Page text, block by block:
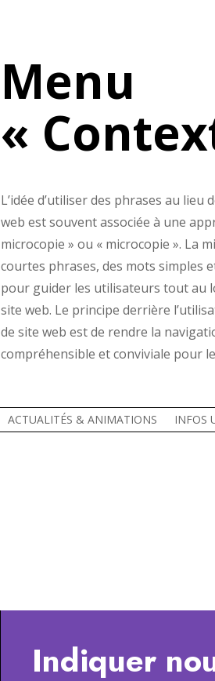
Menu
«
L’idée d’utiliser des phrases au lieu
web est souvent associée à une
microcopie » ou « microcopie ». La
courtes phrases, des mots simples
pour guider les utilisateurs tout au
site web. Le principe derrière
de site web est de rendre la
compréhensible et conviviale pour
ACTUALITÉS & ANIMATIONS INFOS
Indiquer